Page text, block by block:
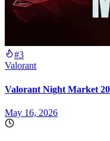
#3
Valorant
Valorant Night Market
May 16, 2026